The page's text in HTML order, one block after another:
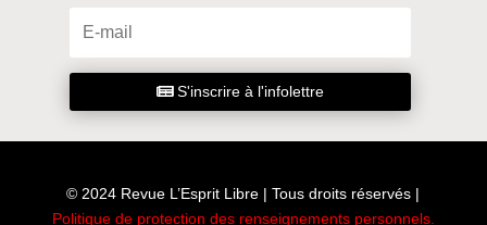
S'inscrire à l'infolettre
© 2024 Revue L’Esprit Libre | Tous droits réservés |
Politique de protection des renseignements personnels.